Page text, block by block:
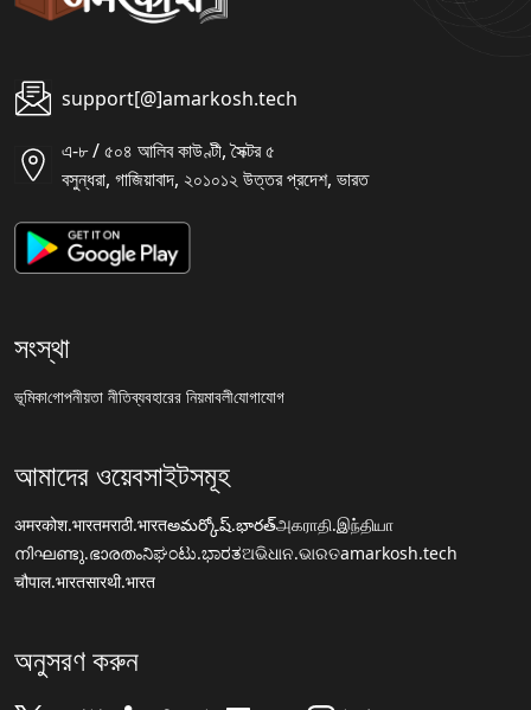
support[@]amarkosh.tech
এ-৮ / ৫০৪ আলিব কাউণ্টী, সৈক্টর ৫
বসুন্ধরা, গাজিয়াবাদ, ২০১০১২ উত্তর প্রদেশ, ভারত
সংস্থা
ভূমিকাগোপনীয়তা নীতিব্যবহারের নিয়মাবলীযোগাযোগ
আমাদের ওয়েবসাইটসমূহ
अमरकोश.भारतमराठी.भारतఅమర్కోష్.భారత్அகராதி.இந்தியா
നിഘണ്ടു.ഭാരതംನಿಘಂಟು.ಭಾರತଅଭିଧାନ.ଭାରତamarkosh.tech
चौपाल.भारतसारथी.भारत
অনুসরণ করুন